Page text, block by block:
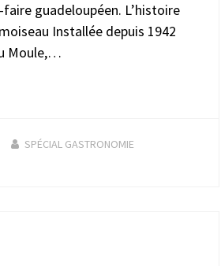
guadeloupéen. L’histoire
Installée depuis 1942
Moule,…
SPÉCIAL GASTRONOMIE